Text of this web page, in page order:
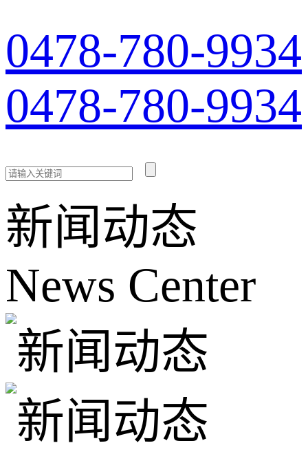
0478-780-9934
0478-780-9934
新闻动态
News Center